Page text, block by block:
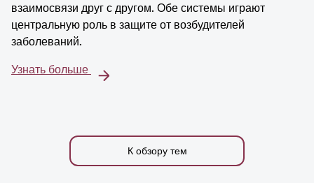
взаимосвязи друг с другом. Обе системы играют
центральную роль в защите от возбудителей
заболеваний.
Узнать больше
К обзору тем